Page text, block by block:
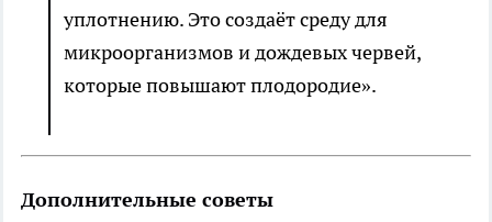
уплотнению. Это создаёт среду для
микроорганизмов и дождевых червей,
которые повышают плодородие».
Дополнительные советы